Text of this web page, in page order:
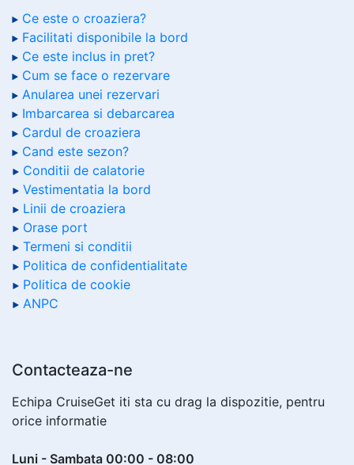
Ce este o croaziera?
Facilitati disponibile la bord
Ce este inclus in pret?
Cum se face o rezervare
Anularea unei rezervari
Imbarcarea si debarcarea
Cardul de croaziera
Cand este sezon?
Conditii de calatorie
Vestimentatia la bord
Linii de croaziera
Orase port
Termeni si conditii
Politica de confidentialitate
Politica de cookie
ANPC
Contacteaza-ne
Echipa CruiseGet iti sta cu drag la dispozitie, pentru
orice informatie
Luni - Sambata 00:00 - 08:00